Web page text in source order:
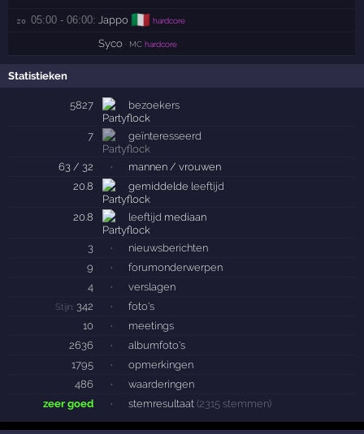
zo 05:00 - 06:00: Jappo 🇮🇹 hardcore
Syco · MC hardcore
Statistieken
5827 bezoekers
7 geïnteresseerd
63 / 32 ·
mannen / vrouwen
20.8
gemiddelde leeftijd
20.8 leeftijd mediaan
3 ·
nieuwsberichten
9
·
forumonderwerpen
4
· verslagen
Stijn: 342 ·
foto's
10
·
meetings
2636
·
albumfoto's
1795
·
opmerkingen
486
·
waarderingen
zeer goed
· stemresultaat (2315 stemmen)